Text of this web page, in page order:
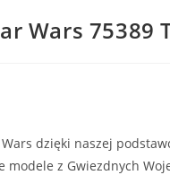
Wars 75389
dzięki naszej
z Gwiezdnych